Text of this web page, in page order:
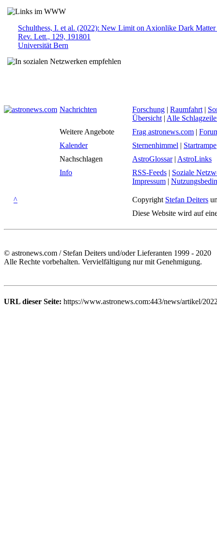
Schulthess, I. et al. (2022): New Limit on Axionlike Dark
Rev. Lett., 129, 191801
Universität Bern
Nachrichten Forschung | Raumfahrt |
Übersicht | Alle
Weitere Angebote
Frag astronews.com |
Kalender
Sternenhimmel | Startrampe
Nachschlagen
AstroGlossar| AstroLinks
Info
RSS-Feeds | Soziale
Impressum |
^ Copyright Stefan Deiters
Diese Website wird auf
© astronews.com / Stefan Deiters und/oder Lieferanten 1999 - 2020
Alle Rechte vorbehalten. Vervielfältigung nur mit Genehmigung.
URL dieser Seite: https://www.astronews.com:443/news/artikel/